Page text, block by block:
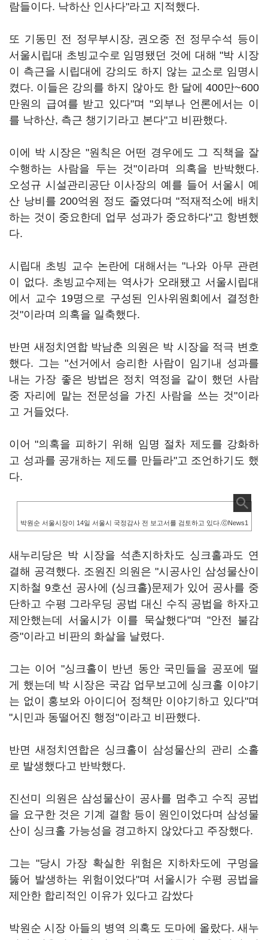
람들이다. 낙하산 인사다"라고 지적했다.
또 기동민 전 정무부시장, 권오중 전 정무수석 등이
서울시립대 초빙교수로 임명됐던 것에 대해 "박 시장
이 측근을 시립대에 강의도 하지 않는 교소로 임명시
켰다. 이들은 강의를 하지 않아도 한 달에 400만~600
만원의 급여를 받고 있다"며 "외부나 언론에서는 이
를 낙하산, 측근 챙기기라고 본다"고 비판했다.
이에 박 시장은 "원칙은 어떤 경우에도 그 직책을 잘
수행하는 사람을 두는 것"이라며 의혹을 반박했다.
오성규 시설관리공단 이사장의 예를 들어 서울시 예
산 낭비를 200억원 정도 줄였다며 "적재적소에 배치
하는 것이 중요한데 업무 성과가 중요하다"고 항변했
다.
시립대 초빙 교수 논란에 대해서는 "나와 아무 관련
이 없다. 초빙교수제는 역사가 오래됐고 서울시립대
에서 교수 19명으로 구성된 인사위원회에서 결정한
것"이라며 의혹을 일축했다.
반면 새정치연합 박남춘 의원은 박 시장을 적극 변호
했다. 그는 "선거에서 승리한 사람이 임기내 성과를
내는 가장 좋은 방법은 정치 역정을 같이 했던 사람
중 자리에 맡는 전문성을 가진 사람을 쓰는 것"이라
고 거들었다.
이어 "의혹을 피하기 위해 임명 절차 제도를 강화하
고 성과를 공개하는 제도를 만들라"고 조언하기도 했
다.
박원순 서울시장이 14일 서울시 국정감사 전 보고서를 검토하고 있다.ⓒNews1
새누리당은 박 시장을 석촌지하차도 싱크홀과도 연
결해 공격했다. 조원진 의원은 "시공사인 삼성물산이
지하철 9호선 공사에 (싱크홀)문제가 있어 공사를 중
단하고 수평 그라우딩 공법 대신 수직 공법을 하자고
제안했는데 서울시가 이를 묵살했다"며 "안전 불감
증"이라고 비판의 화살을 날렸다.
그는 이어 "싱크홀이 반년 동안 국민들을 공포에 떨
게 했는데 박 시장은 국감 업무보고에 싱크홀 이야기
는 없이 홍보와 아이디어 정책만 이야기하고 있다"며
"시민과 동떨어진 행정"이라고 비판했다.
반면 새정치연합은 싱크홀이 삼성물산의 관리 소홀
로 발생했다고 반박했다.
진선미 의원은 삼성물산이 공사를 멈추고 수직 공법
을 요구한 것은 기계 결함 등이 원인이었다며 삼성물
산이 싱크홀 가능성을 경고하지 않았다고 주장했다.
그는 "당시 가장 확실한 위험은 지하차도에 구멍을
뚫어 발생하는 위험이었다"며 서울시가 수평 공법을
제안한 합리적인 이유가 있다고 감쌌다
박원순 시장 아들의 병역 의혹도 도마에 올랐다. 새누